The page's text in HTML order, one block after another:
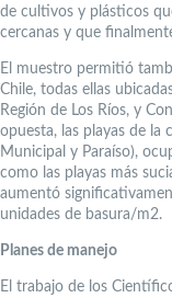
de cultivos y plásticos
cercanas y que
El muestro permitió
Chile, todas ellas
Región de Los Ríos, y
opuesta, las playas de la
Municipal y Paraíso),
como las playas más
aumentó
unidades de basura/m2.
Planes de manejo
El trabajo de los